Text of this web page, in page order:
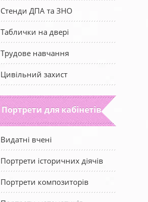
Стенди ДПА та ЗНО
Таблички на двері
Трудове навчання
Цивільний захист
Портрети для кабінетів
Видатні вчені
Портрети історичних діячів
Портрети композиторів